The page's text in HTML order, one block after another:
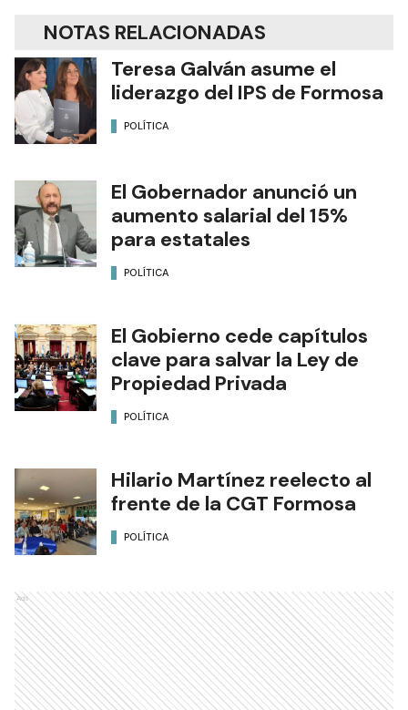
NOTAS RELACIONADAS
Teresa Galván asume el
liderazgo del IPS de Formosa
POLÍTICA
El Gobernador anunció un
aumento salarial del 15%
para estatales
POLÍTICA
El Gobierno cede capítulos
clave para salvar la Ley de
Propiedad Privada
POLÍTICA
Hilario Martínez reelecto al
frente de la CGT Formosa
POLÍTICA
Ads